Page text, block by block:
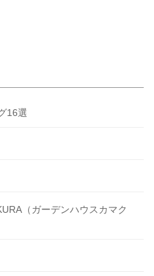
16選
（ガーデンハウスカマク